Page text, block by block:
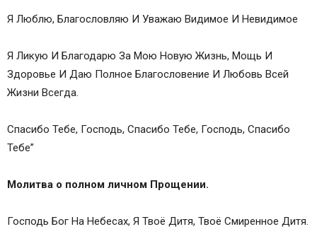
Я Люблю, Благословляю И Уважаю Видимое И Невидимое
Я Ликую И Благодарю За Мою Новую Жизнь, Мощь И
Здоровье И Даю Полное Благословение И Любовь Всей
Жизни Всегда.
Спасибо Тебе, Господь, Спасибо Тебе, Господь, Спасибо
Тебе”
Молитва о полном личном Прощении.
Господь Бог На Небесах, Я Твоё Дитя, Твоё Смиренное Дитя.